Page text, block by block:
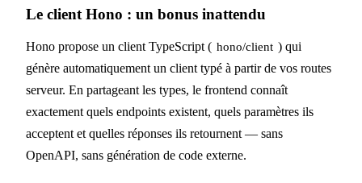
Le client Hono : un bonus inattendu
Hono propose un client TypeScript ( hono/client ) qui
génère automatiquement un client typé à partir de vos routes
serveur. En partageant les types, le frontend connaît
exactement quels endpoints existent, quels paramètres ils
acceptent et quelles réponses ils retournent — sans
OpenAPI, sans génération de code externe.